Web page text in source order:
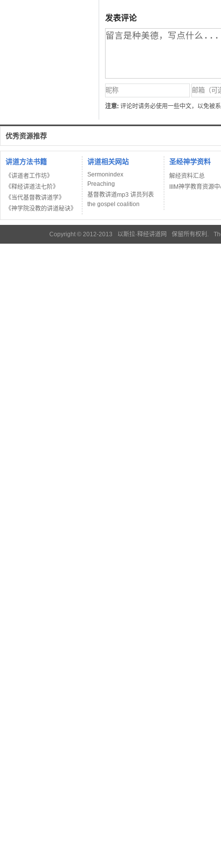
发表评论
注意: 评论时请务必使用一些中文，以免被
优秀资源推荐
讲道方法书籍
《讲道者工作坊》
《释经讲道法七阶》
《当代基督教讲道学》
《神学院没教的讲道秘诀》
讲道相关网站
Sermonindex
Preaching
基督教讲道mp3 讲员列表
the gospel coalition
圣经神学资料
解经资料汇总
IIIM神学教育资源
Copyright © 2012-2013 以斯拉·释经讲道网 保留所有权利.